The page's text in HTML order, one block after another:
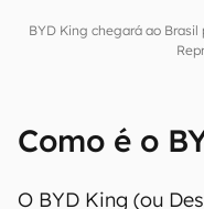
BYD King chegará ao
Como é o
O BYD King (ou